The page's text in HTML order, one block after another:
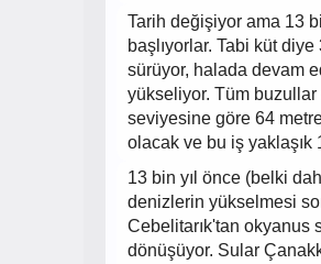
Tarih değişiyor ama 13
başlıyorlar. Tabi küt
sürüyor, halada devam
yükseliyor. Tüm
seviyesine göre 64
olacak ve bu iş yaklaşık
13 bin yıl önce (belki
denizlerin yükselmesi
Cebelitarık'tan okyanus
dönüşüyor. Sular